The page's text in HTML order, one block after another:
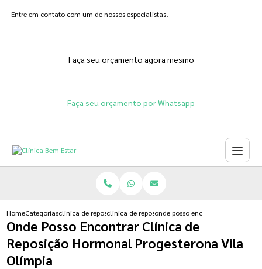
Entre em contato com um de nossos especialistas!
Faça seu orçamento agora mesmo
Faça seu orçamento por Whatsapp
HomeCategoriasclinica de reposicao hormonalclinica de reposicao hormonal progesterona
onde posso encontrar clinica de
Onde Posso Encontrar Clínica de
Reposição Hormonal Progesterona Vila
Olímpia